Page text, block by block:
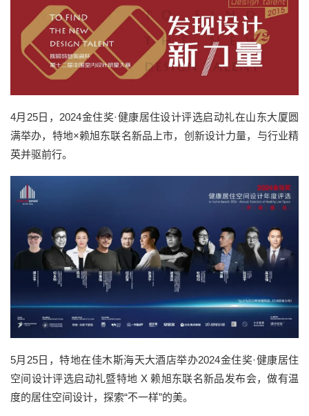
4月25日，2024金住奖·健康居住设计评选启动礼在山东大厦圆
满举办，特地×赖旭东联名新品上市，创新设计力量，与行业精
英并驱前行。
5月25日，特地在佳木斯海天大酒店举办2024金住奖·健康居住
空间设计评选启动礼暨特地 X 赖旭东联名新品发布会，做有温
度的居住空间设计，探索“不一样”的美。